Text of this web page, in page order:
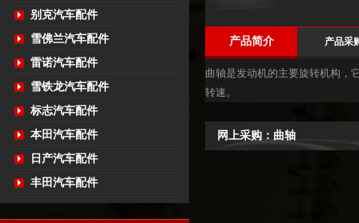
别克汽车配件
雪佛兰汽车配件
雷诺汽车配件
雪铁龙汽车配件
标志汽车配件
本田汽车配件
日产汽车配件
丰田汽车配件
产品简介 产品采
曲轴是发动机的主要旋转机构，
转速。
网上采购：曲轴